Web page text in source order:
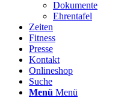
Dokumente
Ehrentafel
Zeiten
Fitness
Presse
Kontakt
Onlineshop
Suche
Menü Menü